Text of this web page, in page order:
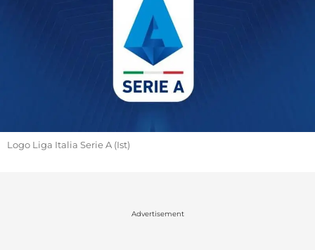
Logo Liga Italia Serie A (Ist)
Advertisement